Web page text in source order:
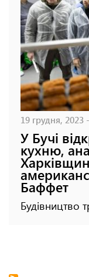
19 грудня, 2023
У Бучі
кухню,
Баффет
Будівництво